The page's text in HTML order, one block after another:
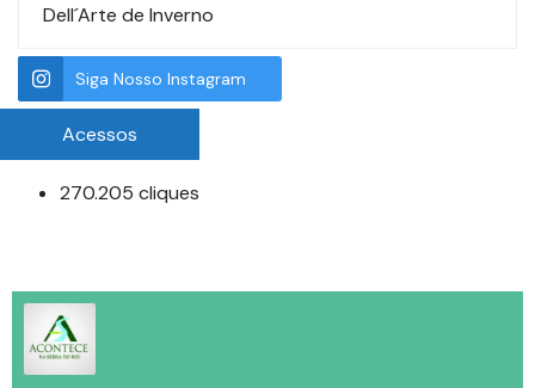
Dell´Arte de Inverno
Siga Nosso Instagram
Acessos
270.205 cliques